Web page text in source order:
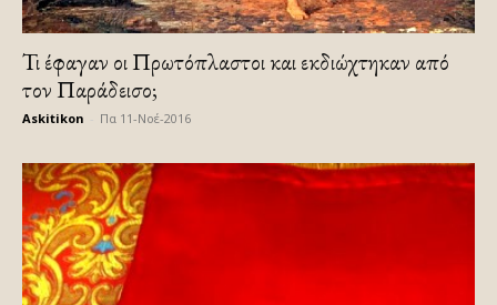
Τι έφαγαν οι Πρωτόπλαστοι και εκδιώχτηκαν από
τον Παράδεισο;
Askitikon Πα 11-Νοέ-2016